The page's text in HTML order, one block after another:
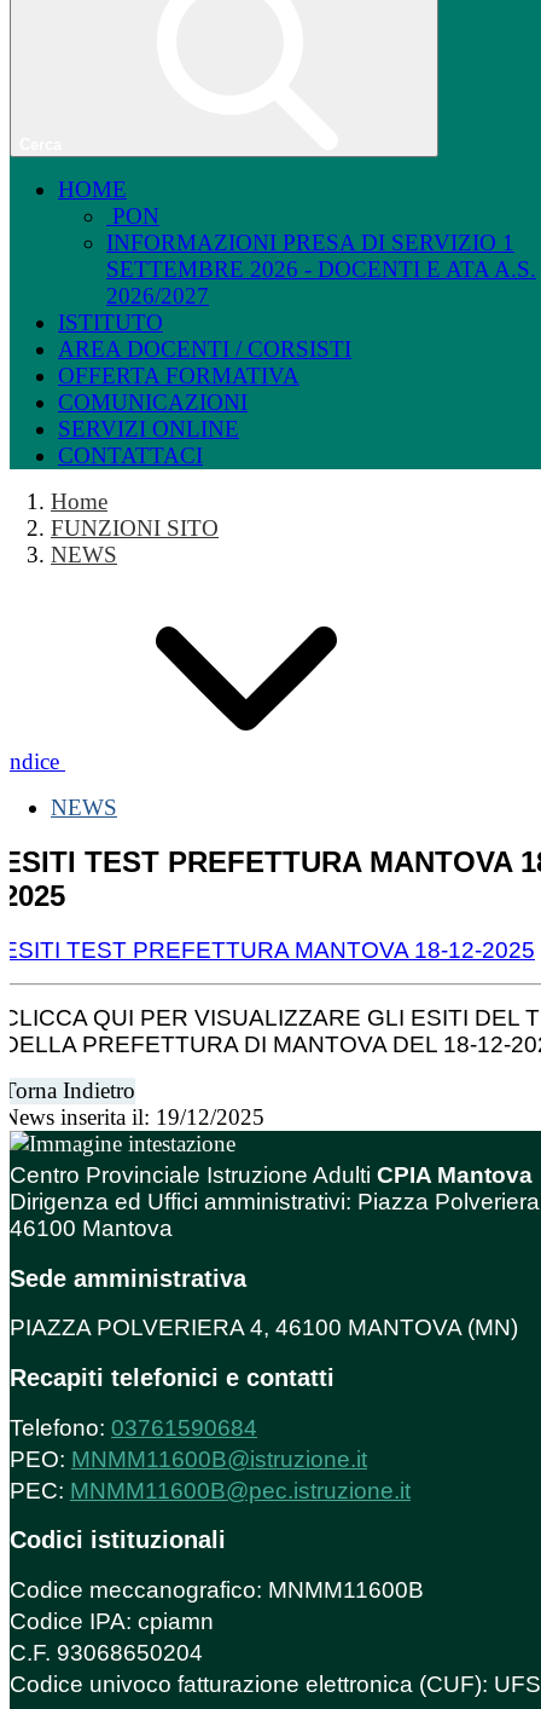
HOME
PON
INFORMAZIONI PRESA DI SERVIZIO 1
SETTEMBRE 2026 - DOCENTI E ATA A.S.
2026/2027
ISTITUTO
AREA DOCENTI / CORSISTI
OFFERTA FORMATIVA
COMUNICAZIONI
SERVIZI ONLINE
CONTATTACI
Home
FUNZIONI SITO
NEWS
Indice
NEWS
ESITI TEST PREFETTURA MANTOVA
2025
ESITI TEST PREFETTURA MANTOVA 18-12-2025
CLICCA QUI PER VISUALIZZARE GLI ESITI DEL
DELLA PREFETTURA DI MANTOVA DEL 18-12-
Torna Indietro
News inserita il: 19/12/2025
Centro Provinciale Istruzione Adulti CPIA Mantova
Dirigenza ed Uffici amministrativi: Piazza
46100 Mantova
Sede amministrativa
PIAZZA POLVERIERA 4, 46100 MANTOVA (MN)
Recapiti telefonici e contatti
Telefono: 03761590684
PEO: MNMM11600B@istruzione.it
PEC: MNMM11600B@pec.istruzione.it
Codici istituzionali
Codice meccanografico: MNMM11600B
Codice IPA: cpiamn
C.F. 93068650204
Codice univoco fatturazione elettronica (CUF):